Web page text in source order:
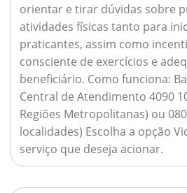
orientar e tirar dúvidas sobre
atividades físicas tanto para
praticantes, assim como
consciente de exercícios e
beneficiário. Como funciona:
Central de Atendimento 4090
Regiões Metropolitanas) ou
localidades) Escolha a opção
serviço que deseja acionar.